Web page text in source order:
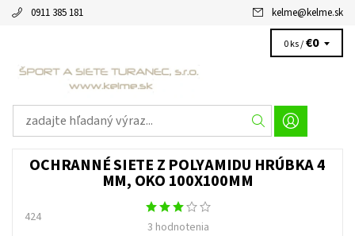
0911 385 181 kelme@kelme.sk
0 ks /€0
OCHRANNÉ SIETE Z POLYAMIDU HRÚBKA 4
MM, OKO 100X100MM
424
3 hodnotenia